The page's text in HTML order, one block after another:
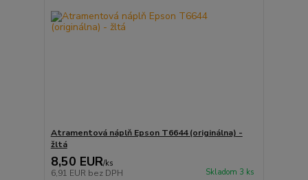
Atramentová náplň Epson T6644 (originálna) -
žltá
8,50 EUR/ks
6,91 EUR bez DPH Skladom 3 ks